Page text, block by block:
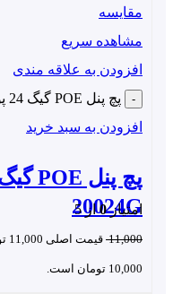
مقایسه
مشاهده سریع
افزودن به علاقه مندی
پچ پنل POE گیگ 24 پورت مدل 20024G عدد
افزودن به سبد خرید
20024G
امتیاز0از 5
11,000 قیمت اصلی 11,000 تومان بود.
10,000 تومان است.